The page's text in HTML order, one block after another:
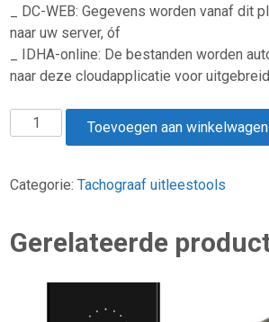
_ DC-WEB: Gegevens worden vanaf dit
naar uw server, óf
_ IDHA-online: De bestanden worden
naar deze cloudapplicatie voor
DIGIPOSTPRO
aantal
Toevoegen aan winkelwagen
Categorie:Tachograaf uitleestools
Gerelateerde